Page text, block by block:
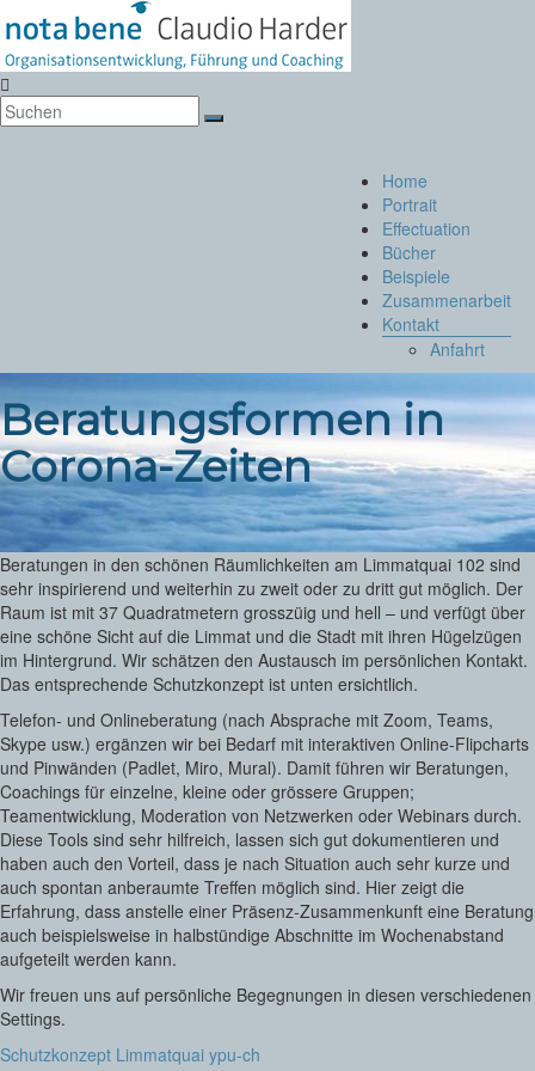
Inhalt
springen
Notabene
Organisationsentwicklung
Home
Portrait
Effectuation
Bücher
Beispiele
Zusammenarbeit
Kontakt
Anfahrt
Beratungsformen in
Corona-Zeiten
Beratungen in den schönen Räumlichkeiten am Limmatquai 102 sind
sehr inspirierend und weiterhin zu zweit oder zu dritt gut möglich. Der
Raum ist mit 37 Quadratmetern grosszüig und hell – und verfügt über
eine schöne Sicht auf die Limmat und die Stadt mit ihren Hügelzügen
im Hintergrund. Wir schätzen den Austausch im persönlichen Kontakt.
Das entsprechende Schutzkonzept ist unten ersichtlich.
Telefon- und Onlineberatung (nach Absprache mit Zoom, Teams,
Skype usw.) ergänzen wir bei Bedarf mit interaktiven Online-Flipcharts
und Pinwänden (Padlet, Miro, Mural). Damit führen wir Beratungen,
Coachings für einzelne, kleine oder grössere Gruppen;
Teamentwicklung, Moderation von Netzwerken oder Webinars durch.
Diese Tools sind sehr hilfreich, lassen sich gut dokumentieren und
haben auch den Vorteil, dass je nach Situation auch sehr kurze und
auch spontan anberaumte Treffen möglich sind. Hier zeigt die
Erfahrung, dass anstelle einer Präsenz-Zusammenkunft eine Beratung
auch beispielsweise in halbstündige Abschnitte im Wochenabstand
aufgeteilt werden kann.
Wir freuen uns auf persönliche Begegnungen in diesen verschiedenen
Settings.
Schutzkonzept Limmatquai ypu-ch